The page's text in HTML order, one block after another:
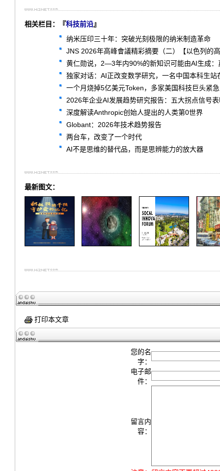
相关栏目：『科技前沿』
纳米压印三十年：突破光刻极限的纳米制造革命
JNS 2026年高峰會議精彩摘要（二）【以色列的
黄仁勋说，2—3年内90%的新知识可能由AI生成
独家对话：AI正改变数学研究，一名中国本科生站
一个月烧掉5亿美元Token，多家美国科技巨头紧
2026年企业AI发展趋势研究报告：五大拐点信号
深度解读Anthropic创始人提出的人类第0世界
Globant：2026年技术趋势报告
两台车，改变了一个时代
AI不是思维的替代品，而是思辨能力的放大器
最新图文：
打印本文章
您的名
字：
电子邮
件：
留言内
容：